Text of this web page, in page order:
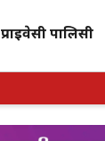
प्राइवेसी पालिसी